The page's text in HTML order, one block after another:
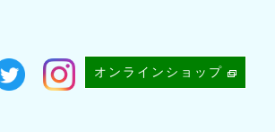
オンラインショップ